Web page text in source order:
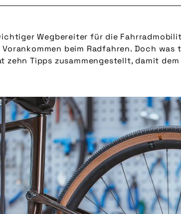
Wegbereiter für die
beim Radfahren. Doch
zehn Tipps zusammengestellt, damit